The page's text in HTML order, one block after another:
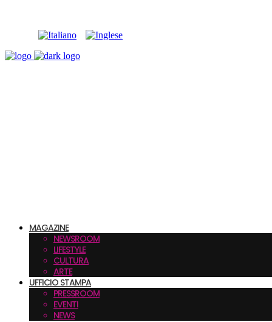
MAGAZINE
NEWSROOM
LIFESTYLE
CULTURA
ARTE
UFFICIO STAMPA
PRESSROOM
EVENTI
NEWS